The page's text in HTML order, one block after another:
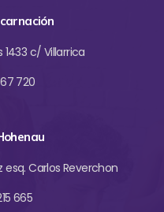
1433 c/ Villarrica
720
esq. Carlos Reverchon
665